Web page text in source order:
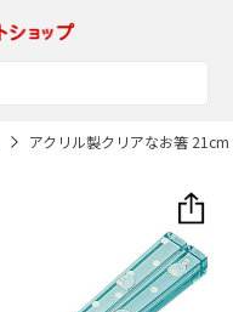
アクリル製クリアなお箸